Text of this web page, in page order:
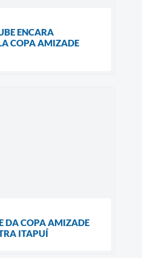
ENCARA
COPA AMIZADE
DA COPA AMIZADE
ITAPUÍ